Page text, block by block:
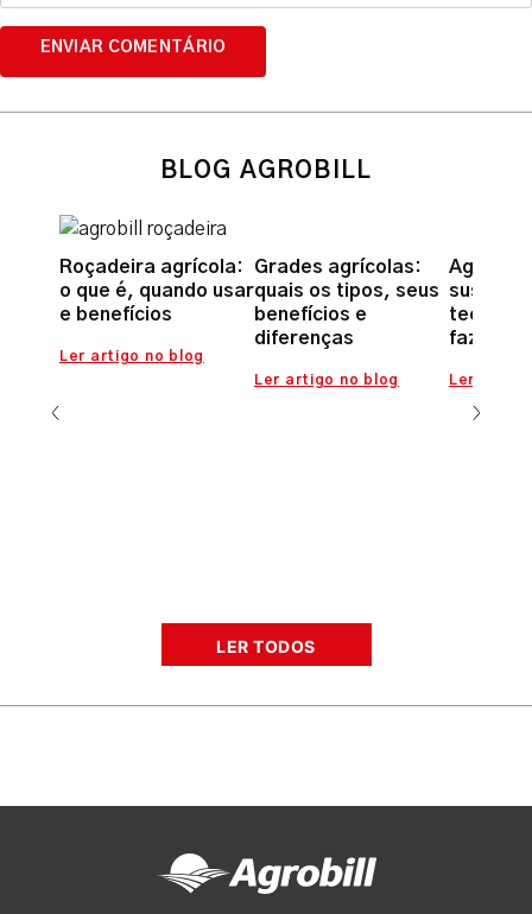
BLOG AGROBILL
Roçadeira agrícola:
o que é, quando usar
e benefícios
Ler artigo no blog
Grades agrícolas:
quais os tipos, seus
benefícios e
diferenças
Ler artigo no blog
fazer a
Ler artigo
LER TODOS